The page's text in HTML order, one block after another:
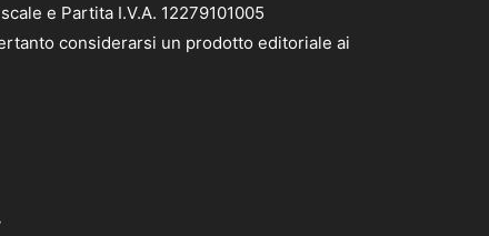
e Partita I.V.A. 12279101005
considerarsi un prodotto editoriale ai